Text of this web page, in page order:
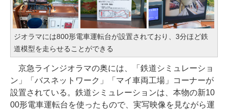
ジオラマには800形電車運転台が設置されており、3分ほど鉄
道模型を走らせることができる
京急ラインジオラマの奥には、「鉄道シミュレーショ
ン」「バスネットワーク」「マイ車両工場」コーナーが
設置されている。鉄道シミュレーションは、本物の新10
00形電車運転台を使ったもので、実写映像を見ながら運